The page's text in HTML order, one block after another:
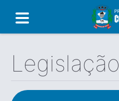
Legislação